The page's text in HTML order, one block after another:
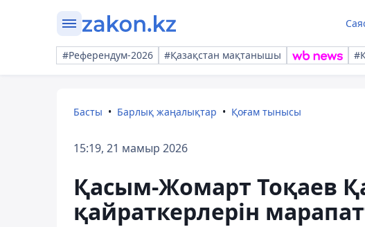
#Референдум-2026 #Қазақстан мақтанышы
Басты Барлық жаңалықтар Қоғам тынысы
15:19, 21 мамыр 2026
Қасым-Жомарт Тоқаев
қайраткерлерін